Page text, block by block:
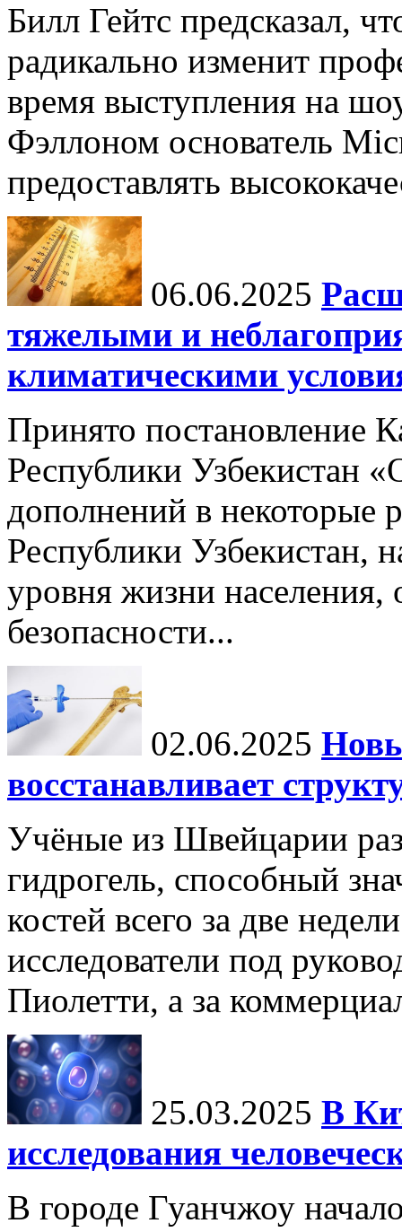
Билл Гейтс предсказал,
радикально изменит
время выступления на
Фэллоном основатель
предоставлять
06.06.2025
тяжелыми и
климатическими
Принято постановление
Республики Узбекистан
дополнений в некоторые
Республики Узбекистан,
уровня жизни населения,
безопасности...
02.06.2025
восстанавливает
Учёные из Швейцарии
гидрогель, способный
костей всего за две
исследователи под
Пиолетти, а за
25.03.2025 В
исследования
В городе Гуанчжоу